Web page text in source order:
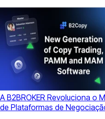
A B2BROKER Revoluciona o
de Plataformas de